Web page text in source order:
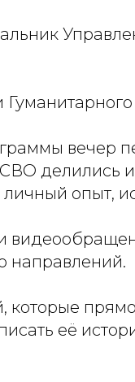
вечер
делились
опыт,
направлений.
которые
её